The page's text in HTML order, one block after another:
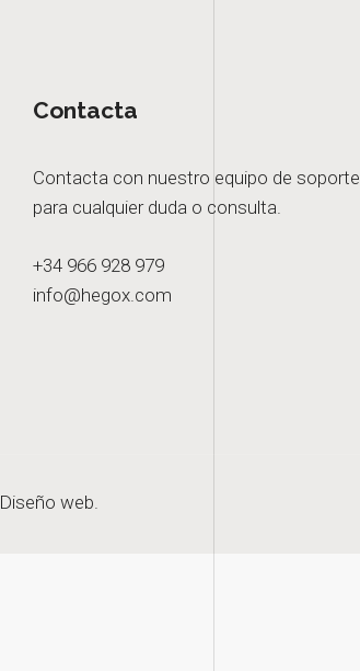
Contacta
Contacta con nuestro equipo de soporte
para cualquier duda o consulta.
+34 966 928 979
info@hegox.com
Diseño web.